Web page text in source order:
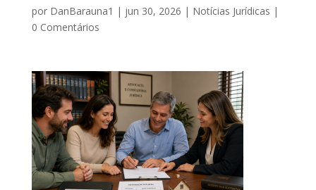
por DanBarauna1 | jun 30, 2026 | Notícias Jurídicas |
0 Comentários